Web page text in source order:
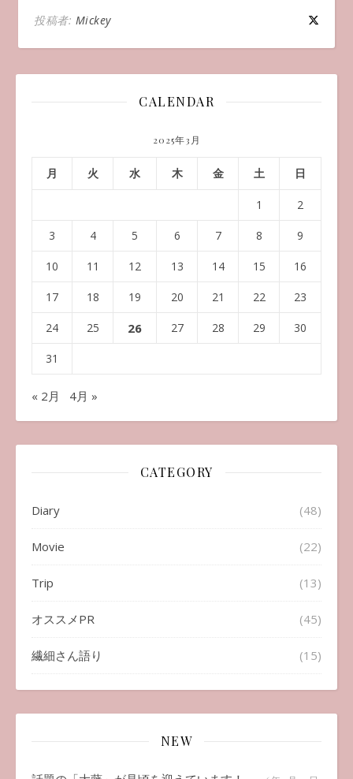
投稿者: Mickey
CALENDAR
2025年3月
月 火 水 木 金 土 日
1 2
3 4 5 6 7 8 9
10 11 12 13 14 15 16
17 18 19 20 21 22 23
24 25 26 27 28 29 30
31
« 2月 4月 »
CATEGORY
Diary (48)
Movie (22)
Trip (13)
オススメPR (45)
繊細さん語り (15)
NEW